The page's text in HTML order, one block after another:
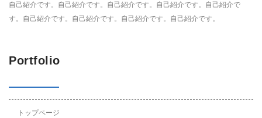
自己紹介です。自己紹介です。自己紹介です。自己紹介です。自己紹介で
す。自己紹介です。自己紹介です。自己紹介です。自己紹介です。
Portfolio
トップページ